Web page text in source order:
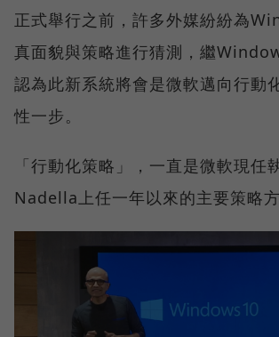
正式舉行之前，許多外媒紛紛為
真面貌與策略進行猜測，繼
認為此新系統將會是微軟邁向行動
性一步。
「行動化策略」，一直是微軟現任
Nadella上任一年以來的主要策略方